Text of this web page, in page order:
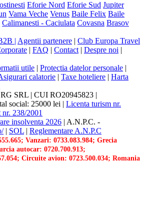
Eforie Nord Eforie Sud Jupiter
Vama Veche Venus Baile Felix Baile
Calimanesti - Caciulata Covasna Brasov
| Agentii partenere | Club Europa Travel
| FAQ | Contact | Despre noi |
utile | Protectia datelor personale |
calatorie | Taxe hoteliere | Harta
SRL | CUI RO20945823 |
social: 25000 lei | Licenta turism nr.
238/2001
insolventa 2026 | A.N.P.C. -
| SOL | Reglementare A.N.P.C
Vanzari: 0733.083.984; Grecia
autocar: 0720.700.913;
Circuite avion: 0723.500.034; Romania